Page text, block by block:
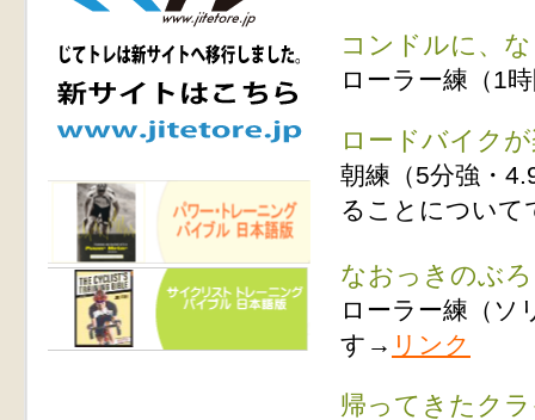
コンドルに、
ローラー練（1
ロードバイク
朝練（5分強・
ることについ
なおっきのぶ
ローラー練（ソ
す→ リンク
帰ってきたク